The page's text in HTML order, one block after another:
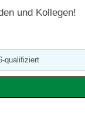
und Kollegen!